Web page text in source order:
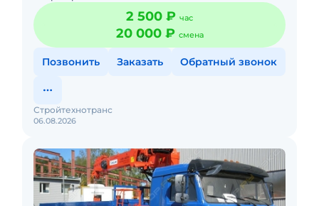
Долгосрочная аренда. Краткосрочная аренда. Техника
с малой наработ
2 500 ₽ час
20 000 ₽ смена
Позвонить Заказать Обратный звонок
06.08.2026
Стройтехнотранс